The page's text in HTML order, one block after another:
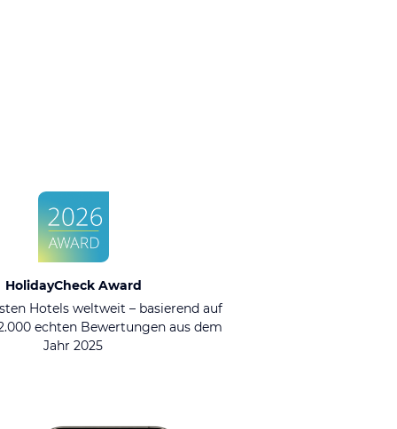
HolidayCheck Award
Hotels weltweit – basierend auf
echten Bewertungen aus dem
Jahr 2025